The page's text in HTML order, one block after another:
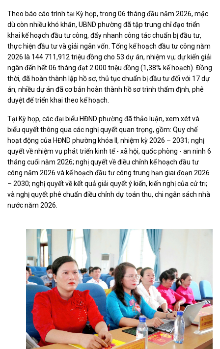
Theo báo cáo trình tại Kỳ họp, trong 06 tháng đầu năm 2026, mặc
dù còn nhiều khó khăn, UBND phường đã tập trung chỉ đạo triển
khai kế hoạch đầu tư công, đẩy nhanh công tác chuẩn bị đầu tư,
thực hiện đầu tư và giải ngân vốn. Tổng kế hoạch đầu tư công năm
2026 là 144.711,912 triệu đồng cho 53 dự án, nhiệm vụ; dự kiến giải
ngân đến hết 06 tháng đạt 2.000 triệu đồng (1,38% kế hoạch). Đồng
thời, đã hoàn thành lập hồ sơ, thủ tục chuẩn bị đầu tư đối với 17 dự
án, nhiều dự án đã cơ bản hoàn thành hồ sơ trình thẩm định, phê
duyệt để triển khai theo kế hoạch.
Tại Kỳ họp, các đại biểu HĐND phường đã thảo luận, xem xét và
biểu quyết thông qua các nghị quyết quan trọng, gồm: Quy chế
hoạt động của HĐND phường khóa II, nhiệm kỳ 2026 – 2031; nghị
quyết về nhiệm vụ phát triển kinh tế - xã hội, quốc phòng - an ninh 6
tháng cuối năm 2026; nghị quyết về điều chỉnh kế hoạch đầu tư
công năm 2026 và kế hoạch đầu tư công trung hạn giai đoạn 2026
– 2030; nghị quyết về kết quả giải quyết ý kiến, kiến nghị của cử tri;
và nghị quyết phê chuẩn điều chỉnh dự toán thu, chi ngân sách nhà
nước năm 2026.